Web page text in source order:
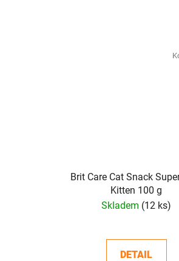
Brit Care Cat Snack
Kitten 100 g
Skladem (12 ks)
DETAIL